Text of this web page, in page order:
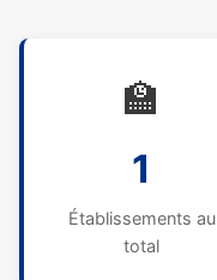
🏫
1
Établissements au
total